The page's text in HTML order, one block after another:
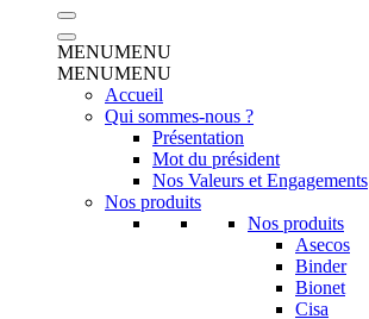
MENUMENU
MENUMENU
Accueil
Qui sommes-nous ?
Présentation
Mot du président
Nos Valeurs et Engagements
Nos produits
Nos produits
Asecos
Binder
Bionet
Cisa